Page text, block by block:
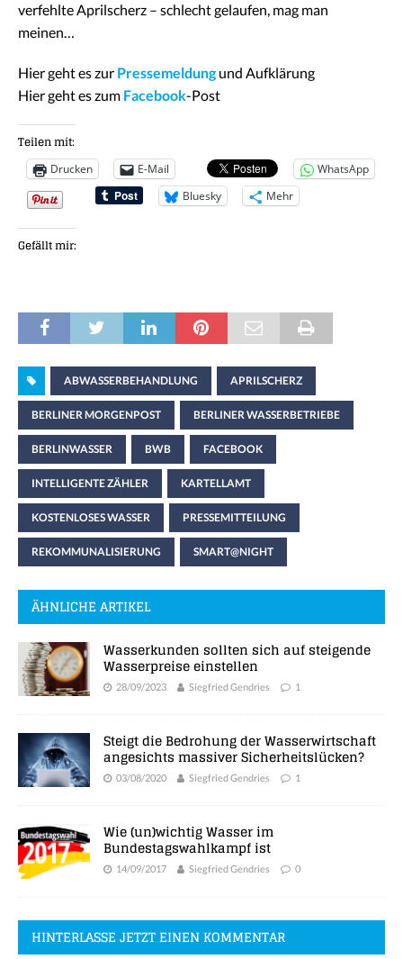
verfehlte Aprilscherz – schlecht gelaufen, mag man
meinen…
Hier geht es zur Pressemeldung und Aufklärung
Hier geht es zum Facebook-Post
Teilen mit:
Drucken E-Mail
WhatsApp
Bluesky
Mehr
Gefällt mir:
ABWASSERBEHANDLUNG APRILSCHERZ
BERLINER MORGENPOST BERLINER WASSERBETRIEBE
BERLINWASSER BWB FACEBOOK
INTELLIGENTE ZÄHLER KARTELLAMT
KOSTENLOSES WASSER PRESSEMITTEILUNG
REKOMMUNALISIERUNG SMART@NIGHT
ÄHNLICHE ARTIKEL
Wasserkunden sollten sich auf steigende
Wasserpreise einstellen
28/09/2023 Siegfried Gendries 1
Steigt die Bedrohung der Wasserwirtschaft
angesichts massiver Sicherheitslücken?
03/08/2020 Siegfried Gendries 1
Wie (un)wichtig Wasser im
Bundestagswahlkampf ist
14/09/2017 Siegfried Gendries 0
HINTERLASSE JETZT EINEN KOMMENTAR